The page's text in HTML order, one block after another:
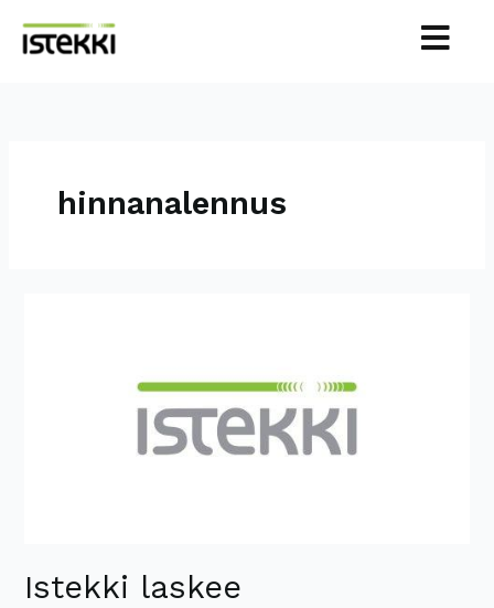
sisältöön
hinnanalennus
Istekki laskee